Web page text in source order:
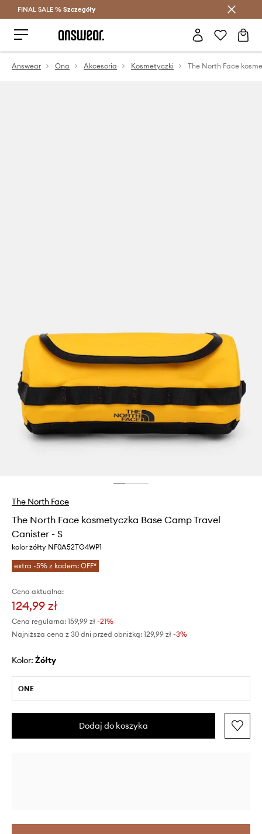
Oszczędzaj z Answear Club >
FINAL SALE % Szczegóły
Answear Ona Akcesoria Kosmetyczki
The North Face
The North Face kosmetyczka Base Camp Travel
Canister - S
kolor żółty NF0A52TG4WP1
extra -5% z kodem: OFF*
Cena aktualna:
124,99 zł
Cena regularna: 159,99 zł -21%
Najniższa cena z 30 dni przed obniżką: 129,99 zł -3%
Kolor: żółty
ONE
Dodaj do koszyka